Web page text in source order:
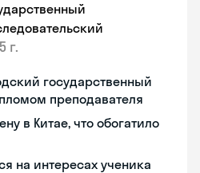
г.
государственный
преподавателя
в Китае, что обогатило
на интересах ученика